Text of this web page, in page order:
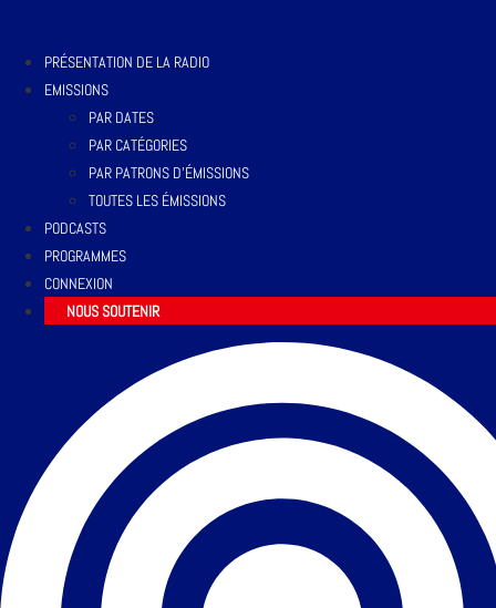
PRÉSENTATION DE LA RADIO
EMISSIONS
PAR DATES
PAR CATÉGORIES
PAR PATRONS D’ÉMISSIONS
TOUTES LES ÉMISSIONS
PODCASTS
PROGRAMMES
CONNEXION
NOUS SOUTENIR